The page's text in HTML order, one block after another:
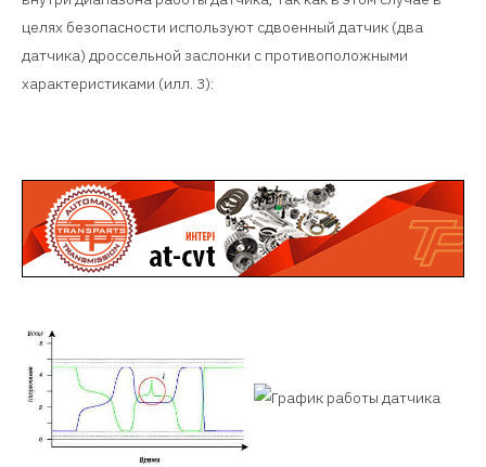
целях безопасности используют сдвоенный датчик (два
датчика) дроссельной заслонки с противоположными
характеристиками (илл. 3):